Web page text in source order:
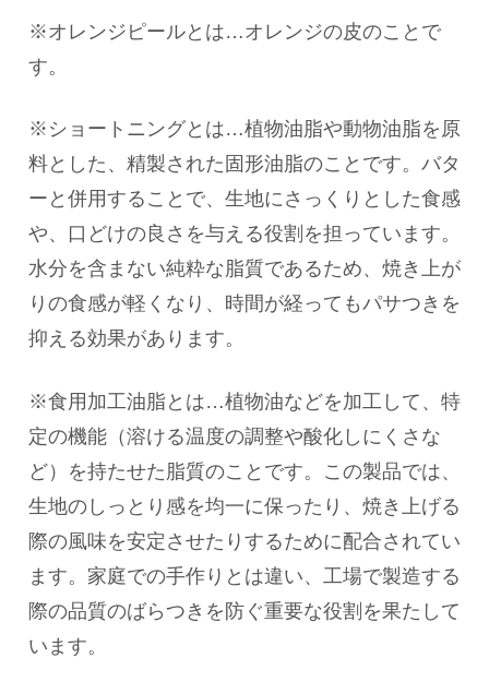
※オレンジピールとは…オレンジの皮のことで
す。
※ショートニングとは…植物油脂や動物油脂を原
料とした、精製された固形油脂のことです。バタ
ーと併用することで、生地にさっくりとした食感
や、口どけの良さを与える役割を担っています。
水分を含まない純粋な脂質であるため、焼き上が
りの食感が軽くなり、時間が経ってもパサつきを
抑える効果があります。
※食用加工油脂とは…植物油などを加工して、特
定の機能（溶ける温度の調整や酸化しにくさな
ど）を持たせた脂質のことです。この製品では、
生地のしっとり感を均一に保ったり、焼き上げる
際の風味を安定させたりするために配合されてい
ます。家庭での手作りとは違い、工場で製造する
際の品質のばらつきを防ぐ重要な役割を果たして
います。